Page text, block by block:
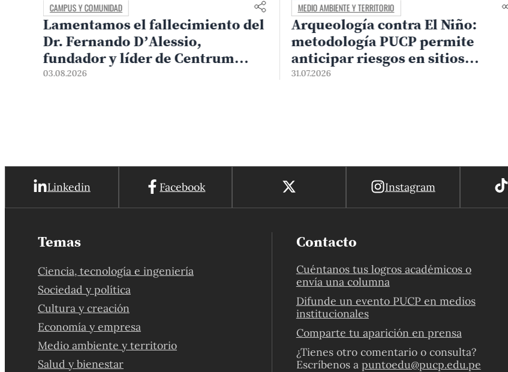
CAMPUS Y COMUNIDAD
Lamentamos el fallecimiento del
Dr. Fernando D’Alessio,
fundador y líder de Centrum
PUCP
03.08.2026
MEDIO AMBIENTE Y TERRITORIO
Arqueología contra El Niño:
metodología PUCP permite
anticipar riesgos en sitios
arqueológicos
31.07.2026
Linkedin Facebook Instagram
Temas
Ciencia, tecnología e ingeniería
Sociedad y política
Cultura y creación
Economía y empresa
Medio ambiente y territorio
Salud y bienestar
Contacto
Cuéntanos tus logros académicos o
envía una columna
Difunde un evento PUCP en medios
institucionales
Comparte tu aparición en prensa
¿Tienes otro comentario o consulta?
Escríbenos a puntoedu@pucp.edu.pe